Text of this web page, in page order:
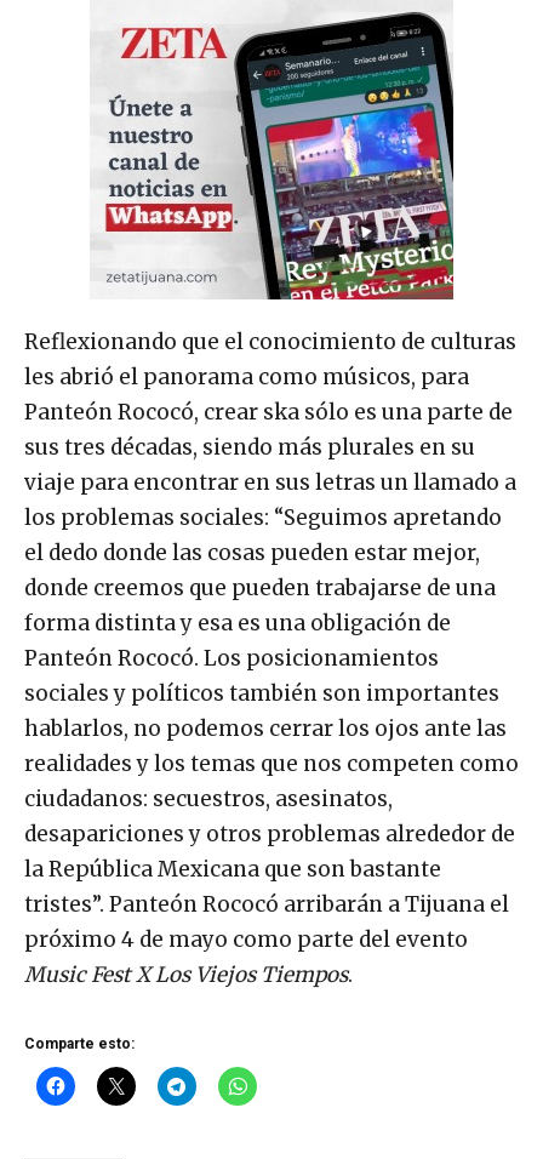
Reflexionando que el conocimiento de culturas
les abrió el panorama como músicos, para
Panteón Rococó, crear ska sólo es una parte de
sus tres décadas, siendo más plurales en su
viaje para encontrar en sus letras un llamado a
los problemas sociales: “Seguimos apretando
el dedo donde las cosas pueden estar mejor,
donde creemos que pueden trabajarse de una
forma distinta y esa es una obligación de
Panteón Rococó. Los posicionamientos
sociales y políticos también son importantes
hablarlos, no podemos cerrar los ojos ante las
realidades y los temas que nos competen como
ciudadanos: secuestros, asesinatos,
desapariciones y otros problemas alrededor de
la República Mexicana que son bastante
tristes”. Panteón Rococó arribarán a Tijuana el
próximo 4 de mayo como parte del evento
Music Fest X Los Viejos Tiempos.
Comparte esto: